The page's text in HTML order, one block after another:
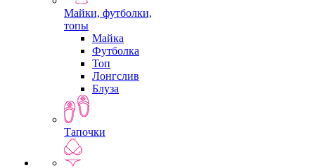
Майки, футболки,
топы
Майка
Футболка
Топ
Лонгслив
Блуза
Тапочки